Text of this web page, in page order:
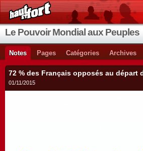
Le Pouvoir Mondial aux Peuples
Notes Pages Catégories Archives
72 % des Français opposés au départ
01/11/2015